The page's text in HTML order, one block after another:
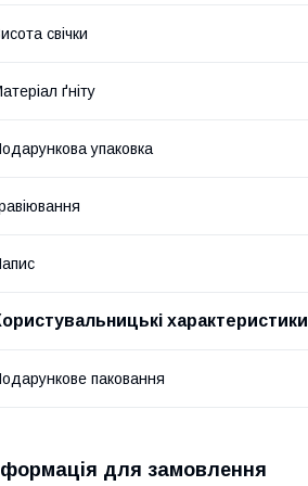
свічки
ґніту
упаковка
характеристики
паковання
для замовлення